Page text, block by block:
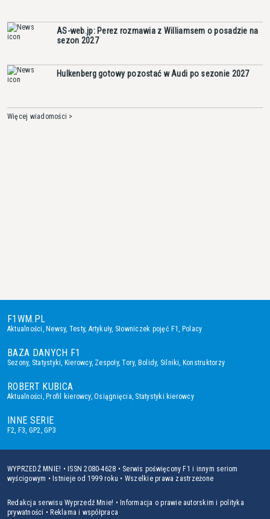
AS-web.jp: Perez rozmawia z Williamsem o posadzie na
sezon 2027
Hulkenberg gotowy pozostać w Audi po sezonie 2027
Więcej wiadomości >
F1WM.PL
Aktualności, Newsy, Testy, Artykuły, Słowniczek pojęć F1, Polacy
BAZA DANYCH F1
Sezony, Statystyki, Kierowcy, Zespoły,Tory, Bolidy, Silniki, Konstruktorzy
ROBERT KUBICA
Aktualności, Profil kierowcy,Osiągnięcia, Statystyki kierowcy
INNE SERIE
F2, F3, GP2,GP3
WYPRZEDŹ MNIE! • ISSN 2080-4628 • Serwis poświęcony F1 i innym seriom
wyścigowym • Istnieje od 1999 roku • Wszelkie prawa zastrzeżone
Redakcja serwisu Wyprzedź Mnie! • Informacja o prawie autorskim i polityka
prywatności • Reklama i współpraca